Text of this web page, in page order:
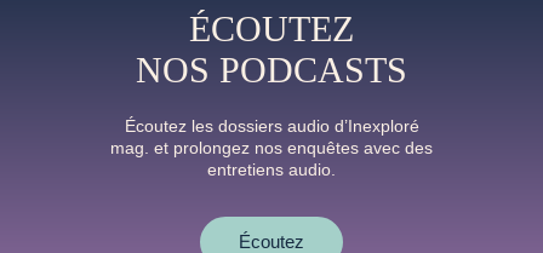
ÉCOUTEZ
NOS PODCASTS
Écoutez les dossiers audio d’Inexploré
mag. et prolongez nos enquêtes avec des
entretiens audio.
Écoutez